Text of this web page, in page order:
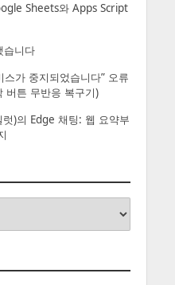
Sheets와 Apps Script
습니다
가 중지되었습니다” 오류
버튼 무반응 복구기)
)의 Edge 채팅: 웹 요약부